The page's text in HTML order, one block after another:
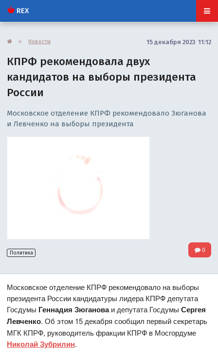
REX
» Новости 15 декабря 2023 11:12
КПРФ рекомендовала двух
кандидатов на выборы президента
России
Московское отделение КПРФ рекомендовало Зюганова
и Левченко на выборы президента
Политика 0
Московское отделение КПРФ рекомендовало на выборы
президента России кандидатуры лидера КПРФ депутата
Госдумы Геннадия Зюгановаи депутата ГосдумыСергея
Левченко. Об этом 15 декабря сообщил первый секретарь
МГК КПРФ, руководитель фракции КПРФ в Мосгордуме
Николай Зубрилин.